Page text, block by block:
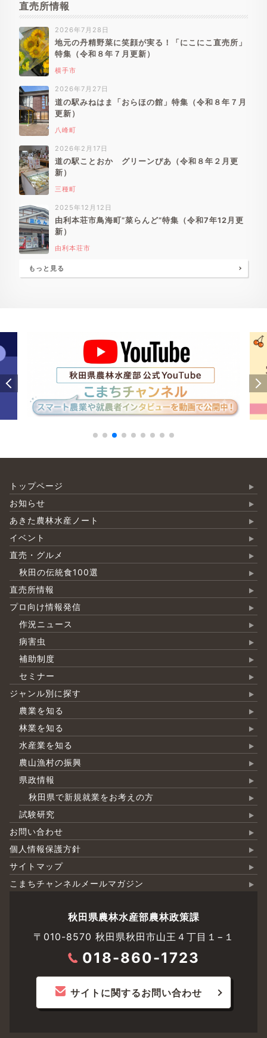
直売所情報
2026年7月28日
地元の丹精野菜に笑顔が実る！「にこにこ直売所」
特集（令和８年７月更新）
横手市
2026年7月27日
道の駅みねはま「おらほの館」特集（令和８年７月
更新）
八峰町
2026年2月17日
道の駅ことおか グリーンぴあ（令和８年２月更
新）
三種町
2025年12月12日
由利本荘市鳥海町”菜らんど”特集（令和7年12月更
新）
由利本荘市
もっと見る
トップページ
お知らせ
あきた農林水産ノート
イベント
直売・グルメ
秋田の伝統食100選
直売所情報
プロ向け情報発信
作況ニュース
病害虫
補助制度
セミナー
ジャンル別に探す
農業を知る
林業を知る
水産業を知る
農山漁村の振興
県政情報
秋田県で新規就業をお考えの方
試験研究
お問い合わせ
個人情報保護方針
サイトマップ
こまちチャンネルメールマガジン
秋田県農林水産部農林政策課
〒010-8570 秋田県秋田市山王４丁目１−１
018-860-1723
サイトに関するお問い合わせ